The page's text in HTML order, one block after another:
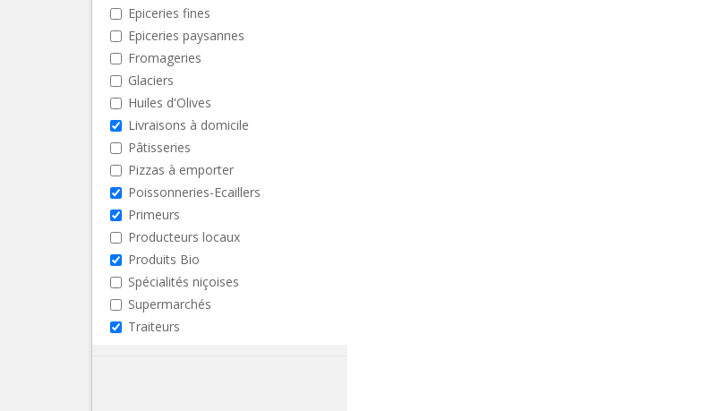
Epiceries fines
Epiceries paysannes
Fromageries
Glaciers
Huiles d'Olives
Livraisons à domicile
Pâtisseries
Pizzas à emporter
Poissonneries-Ecaillers
Primeurs
Producteurs locaux
Produits Bio
Spécialités niçoises
Supermarchés
Traiteurs